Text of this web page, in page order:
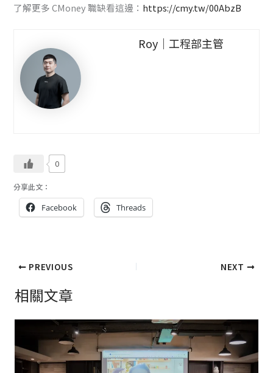
了解更多 CMoney 職缺看這邊： https://cmy.tw/00AbzB
Roy｜工程部主管
0
分享此文：
Facebook Threads
PREVIOUS NEXT
相關文章